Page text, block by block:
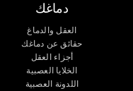
دماغك
العقل والدماغ
حقائق عن دماغك
أجزاء العقل
الخلايا العصبية
اللدونة العصبية